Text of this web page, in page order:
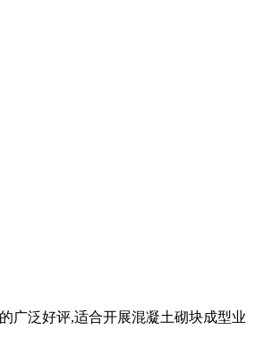
广泛好评,适合开展混凝土砌块成型业